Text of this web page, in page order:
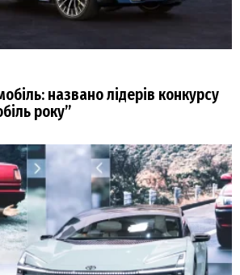
названо лідерів конкурсу
року”